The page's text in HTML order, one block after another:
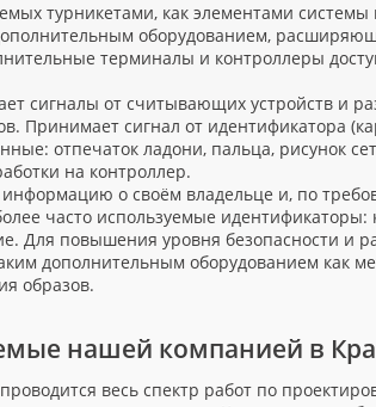
турникетами, как элементами системы
оборудованием,
терминалы и контроллеры
сигналы от считывающих устройств и
Принимает сигнал от идентификатора (
отпечаток ладони, пальца, рисунок
на контроллер.
о своём владельце и, по
часто используемые
Для повышения уровня безопасности и
дополнительным оборудованием как
образов.
нашей компанией в
весь спектр работ по